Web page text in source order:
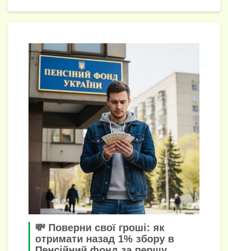
я
💸 Поверни свої гроші: як
отримати назад 1% збору в